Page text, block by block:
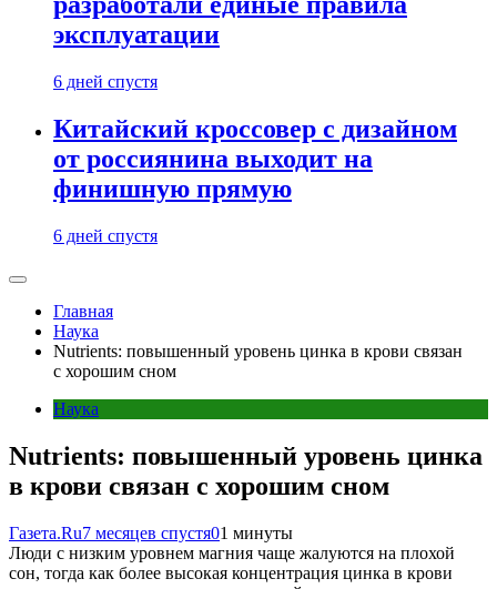
эксплуатации
6 дней спустя
Китайский кроссовер с дизайном
от россиянина выходит на
финишную прямую
6 дней спустя
Главная
Наука
Nutrients: повышенный уровень цинка в крови связан
с хорошим сном
Наука
Nutrients: повышенный уровень цинка
в крови связан с хорошим сном
Газета.Ru7 месяцев спустя01 минуты
Люди с низким уровнем магния чаще жалуются на плохой
сон, тогда как более высокая концентрация цинка в крови